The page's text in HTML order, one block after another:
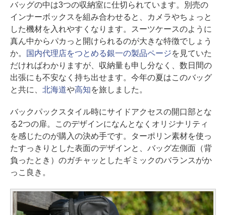
バッグの中は3つの収納室に仕切られています。別売の
インナーボックスを組み合わせると、カメラやちょっと
した機材を入れやすくなります。スーツケースのように
真ん中からパカっと開けられるのが大きな特徴でしょう
か。
国内代理店をつとめる銀一の製品ページを見ていた
だければわかりますが、収納量も申し分なく、数日間の
出張にも不安なく持ち出せます。今年の夏はこのバッグ
と共に、 北海道や高知を旅しました。
バックパックスタイル時にサイドアクセスの開口部とな
る2つの扉。このデザインになんとなくオリジナリティ
を感じたのが購入の決め手です。ターポリン素材を使っ
たすっきりとした表面のデザインと、バッグ左側面（背
負ったとき）のガチャッとしたギミックのバランスがか
っこ良き。